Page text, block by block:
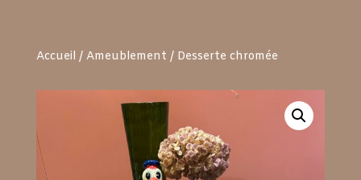
Accueil / Ameublement / Desserte chromée